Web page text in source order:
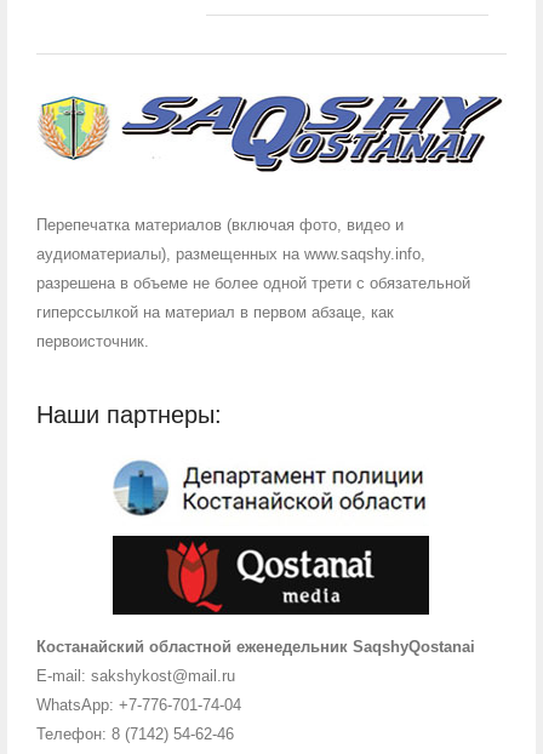
Перепечатка материалов (включая фото, видео и
аудиоматериалы), размещенных на www.saqshy.info,
разрешена в объеме не более одной трети с обязательной
гиперссылкой на материал в первом абзаце, как
первоисточник.
Наши партнеры:
Костанайский областной еженедельник SaqshyQostanai
E-mail: sakshykost@mail.ru
WhatsApp: +7-776-701-74-04
Телефон: 8 (7142) 54-62-46